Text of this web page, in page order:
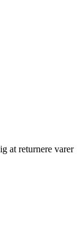
at returnere varer